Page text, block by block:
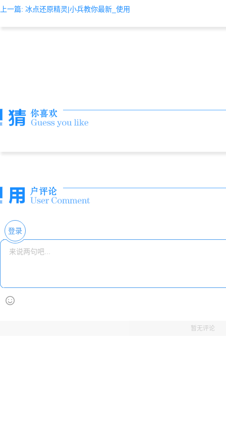
上一篇: 冰点还原精灵|小兵教你最新_使用
登录
暂无评论